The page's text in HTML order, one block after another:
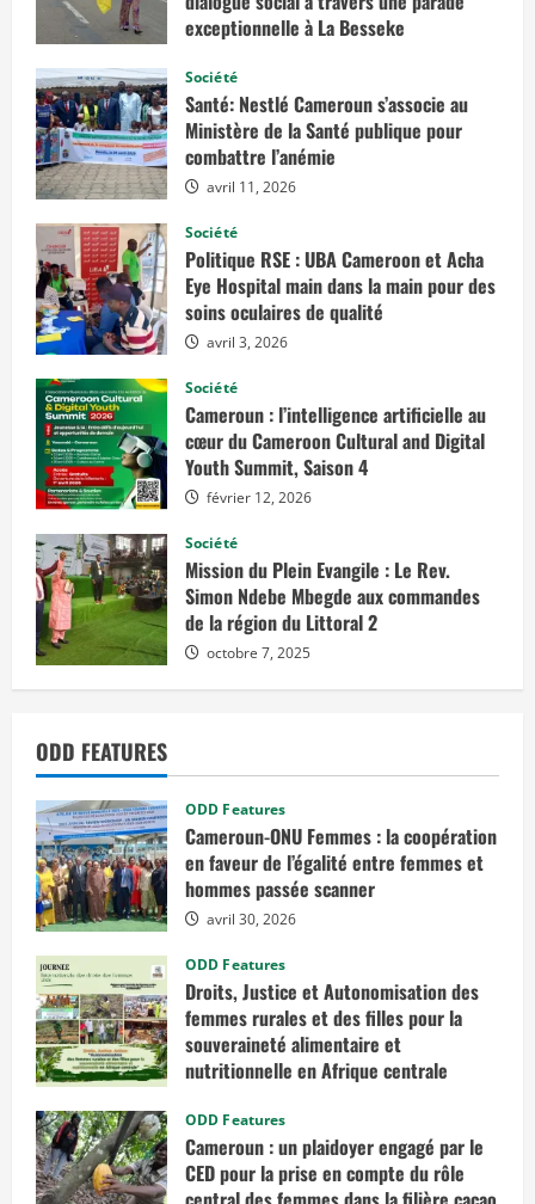
exceptionnelle à La Besseke
Société
Santé: Nestlé Cameroun s’associe au
Ministère de la Santé publique pour
combattre l’anémie
avril 11, 2026
Société
Politique RSE : UBA Cameroon et Acha
Eye Hospital main dans la main pour des
soins oculaires de qualité
avril 3, 2026
Société
Cameroun : l’intelligence artificielle au
cœur du Cameroon Cultural and Digital
Youth Summit, Saison 4
février 12, 2026
Société
Mission du Plein Evangile : Le Rev.
Simon Ndebe Mbegde aux commandes
de la région du Littoral 2
octobre 7, 2025
ODD FEATURES
ODD Features
Cameroun-ONU Femmes : la coopération
en faveur de l’égalité entre femmes et
hommes passée scanner
avril 30, 2026
ODD Features
Droits, Justice et Autonomisation des
femmes rurales et des filles pour la
souveraineté alimentaire et
nutritionnelle en Afrique centrale
ODD Features
Cameroun : un plaidoyer engagé par le
CED pour la prise en compte du rôle